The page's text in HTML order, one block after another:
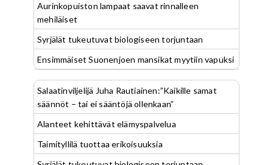
Aurinkopuiston lampaat saavat rinnalleen
mehiläiset
Syrjälät tukeutuvat biologiseen torjuntaan
Ensimmäiset Suonenjoen mansikat myytiin vapuksi
Salaatinviljelijä Juha Rautiainen:”Kaikille samat
säännöt – tai ei sääntöjä ollenkaan”
Alanteet kehittävät elämyspalvelua
Taimityllilä tuottaa erikoisuuksia